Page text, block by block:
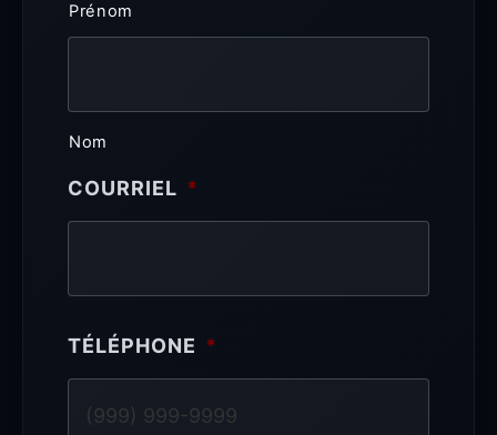
Prénom
Nom
COURRIEL *
TÉLÉPHONE *